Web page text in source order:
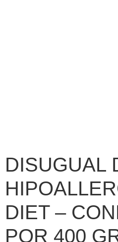
DISUGUAL
DIET –
POR 400